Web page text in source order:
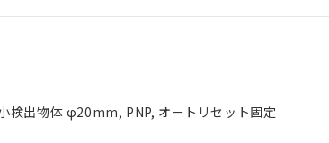
検出物体 φ20mm, PNP, オートリセット固定